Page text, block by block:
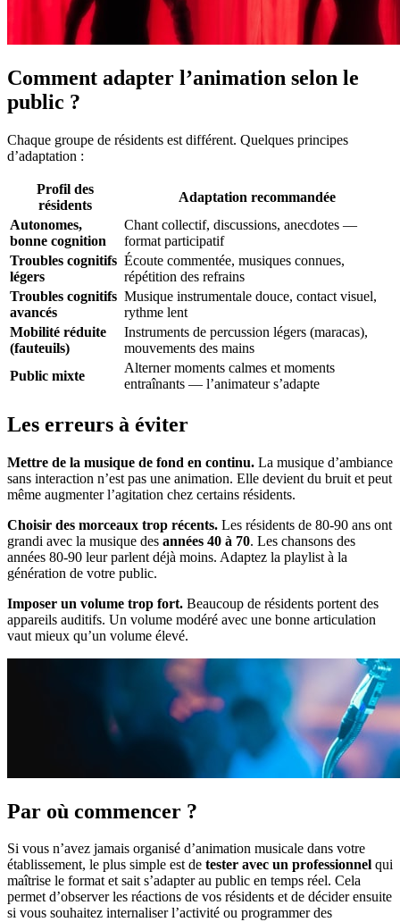
Comment adapter l’animation selon le
public ?
Chaque groupe de résidents est différent. Quelques principes
d’adaptation :
Profil des
résidents
Adaptation recommandée
Autonomes,
bonne cognition
Chant collectif, discussions, anecdotes —
format participatif
Troubles cognitifs
légers
Écoute commentée, musiques connues,
répétition des refrains
Troubles cognitifs
avancés
Musique instrumentale douce, contact visuel,
rythme lent
Mobilité réduite
(fauteuils)
Instruments de percussion légers (maracas),
mouvements des mains
Public mixte
Alterner moments calmes et moments
entraînants — l’animateur s’adapte
Les erreurs à éviter
Mettre de la musique de fond en continu. La musique d’ambiance
sans interaction n’est pas une animation. Elle devient du bruit et peut
même augmenter l’agitation chez certains résidents.
Choisir des morceaux trop récents. Les résidents de 80-90 ans ont
grandi avec la musique des années 40 à 70. Les chansons des
années 80-90 leur parlent déjà moins. Adaptez la playlist à la
génération de votre public.
Imposer un volume trop fort. Beaucoup de résidents portent des
appareils auditifs. Un volume modéré avec une bonne articulation
vaut mieux qu’un volume élevé.
Par où commencer ?
Si vous n’avez jamais organisé d’animation musicale dans votre
établissement, le plus simple est de tester avec un professionnel qui
maîtrise le format et sait s’adapter au public en temps réel. Cela
permet d’observer les réactions de vos résidents et de décider ensuite
si vous souhaitez internaliser l’activité ou programmer des